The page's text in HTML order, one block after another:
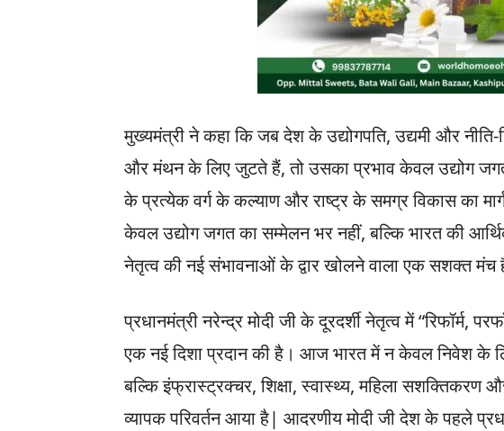
मुख्यमंत्री ने कहा कि जब देश के उद्योगपति, उद्यमी और नीति-
और मंथन के लिए जुटते हैं, तो उसका प्रभाव केवल उद्योग
के प्रत्येक वर्ग के कल्याण और राष्ट्र के समग्र विकास का
केवल उद्योग जगत का सम्मेलन भर नहीं, बल्कि भारत की
नेतृत्व की नई संभावनाओं के द्वार खोलने वाला एक सशक्त मंच
प्रधानमंत्री नरेन्द्र मोदी जी के दूरदर्शी नेतृत्व में “रिफॉर्म,
एक नई दिशा प्रदान की है। आज भारत में न केवल निवेश के
बल्कि इंफ्रास्ट्रक्चर, शिक्षा, स्वास्थ्य, महिला सशक्तिकरण
व्यापक परिवर्तन आया है| आदरणीय मोदी जी देश के पहले